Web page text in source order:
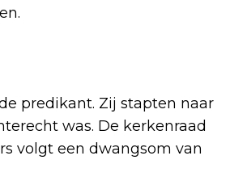
predikant. Zij stapten naar
was. De kerkenraad
volgt een dwangsom van